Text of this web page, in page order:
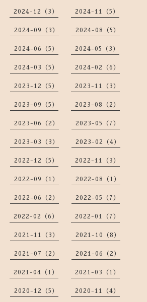
2024-12（3） 2024-11（5）
2024-09（3） 2024-08（5）
2024-06（5） 2024-05（3）
2024-03（5） 2024-02（6）
2023-12（5） 2023-11（3）
2023-09（5） 2023-08（2）
2023-06（2） 2023-05（7）
2023-03（3） 2023-02（4）
2022-12（5） 2022-11（3）
2022-09（1） 2022-08（1）
2022-06（2） 2022-05（7）
2022-02（6） 2022-01（7）
2021-11（3） 2021-10（8）
2021-07（2） 2021-06（2）
2021-04（1） 2021-03（1）
2020-12（5） 2020-11（4）